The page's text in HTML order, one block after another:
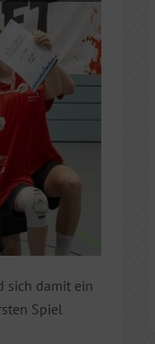
sich damit ein
Spiel